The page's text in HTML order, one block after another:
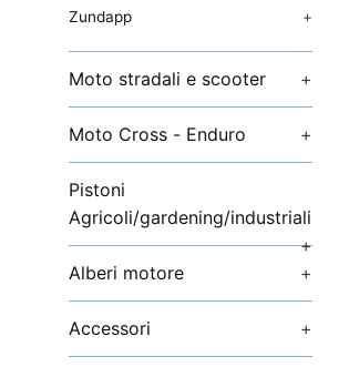
Zundapp
+
Moto stradali e scooter +
Moto Cross - Enduro +
Pistoni
Agricoli/gardening/industriali
+
Alberi motore
+
Accessori +